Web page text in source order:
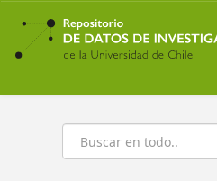
Ir
contenido
principal
Buscar